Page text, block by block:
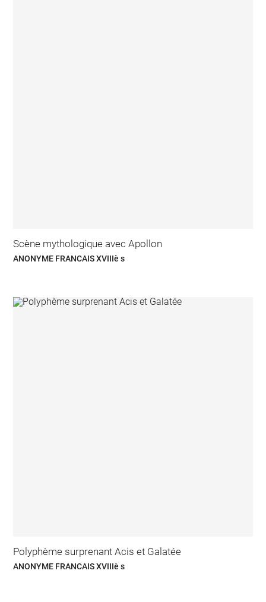
Scène mythologique avec Apollon
ANONYME FRANCAIS XVIIIè s
Polyphème surprenant Acis et Galatée
ANONYME FRANCAIS XVIIIè s